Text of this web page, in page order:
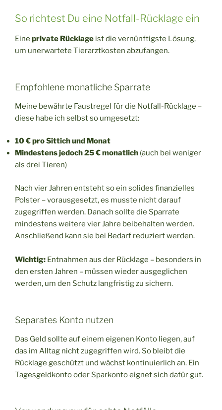
So richtest Du eine Notfall-Rücklage ein
Eine private Rücklage ist die vernünftigste Lösung,
um unerwartete Tierarztkosten abzufangen.
Empfohlene monatliche Sparrate
Meine bewährte Faustregel für die Notfall-Rücklage –
diese habe ich selbst so umgesetzt:
10 € pro Sittich und Monat
Mindestens jedoch 25 € monatlich (auch bei weniger
als drei Tieren)
Nach vier Jahren entsteht so ein solides finanzielles
Polster – vorausgesetzt, es musste nicht darauf
zugegriffen werden. Danach sollte die Sparrate
mindestens weitere vier Jahre beibehalten werden.
Anschließend kann sie bei Bedarf reduziert werden.
Wichtig: Entnahmen aus der Rücklage – besonders in
den ersten Jahren – müssen wieder ausgeglichen
werden, um den Schutz langfristig zu sichern.
Separates Konto nutzen
Das Geld sollte auf einem eigenen Konto liegen, auf
das im Alltag nicht zugegriffen wird. So bleibt die
Rücklage geschützt und wächst kontinuierlich an. Ein
Tagesgeldkonto oder Sparkonto eignet sich dafür gut.